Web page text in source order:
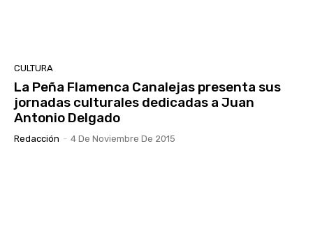
CULTURA
La Peña Flamenca Canalejas presenta sus
jornadas culturales dedicadas a Juan
Antonio Delgado
Redacción - 4 De Noviembre De 2015